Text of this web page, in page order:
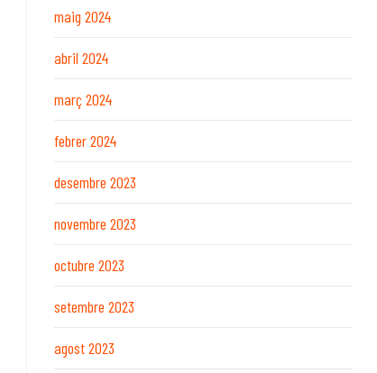
maig 2024
abril 2024
març 2024
febrer 2024
desembre 2023
novembre 2023
octubre 2023
setembre 2023
agost 2023